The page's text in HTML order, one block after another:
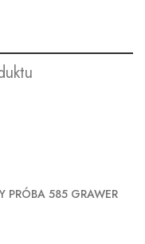
PRÓBA 585 GRAWER